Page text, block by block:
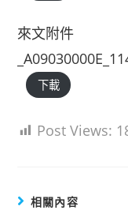
來文附件
下載
Post Views:
相關內容